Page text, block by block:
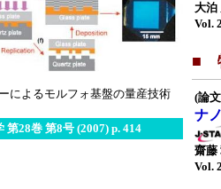
によるモルフォ基盤の量産技術
第28巻 第8号 (2007) p. 414
大泊
Vol.
■
(論
ナ
齋藤
Vol.